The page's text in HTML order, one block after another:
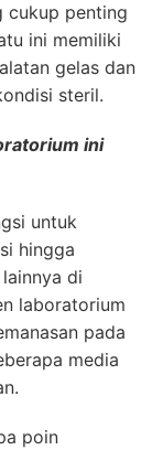
cukup penting
ini memiliki
gelas dan
steril.
ini
untuk
hingga
di
laboratorium
pada
media
poin